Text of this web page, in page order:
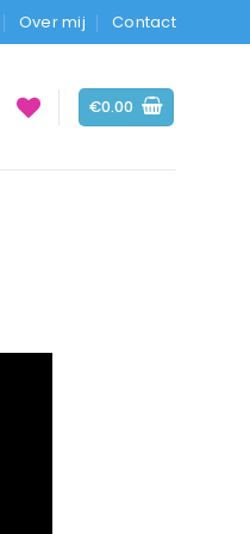
Over mij Contact
€0.00